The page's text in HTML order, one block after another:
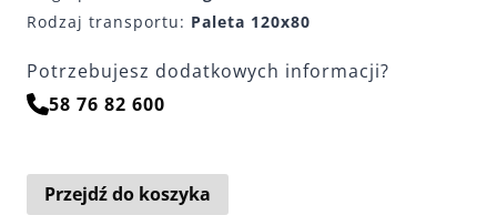
rektyfikowany
ASH9989
Rodzaj transportu: Paleta 120x80
Potrzebujesz dodatkowych informacji?
58 76 82 600
Przejdź do koszyka